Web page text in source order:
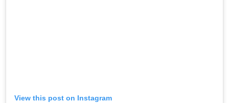
View this post on Instagram